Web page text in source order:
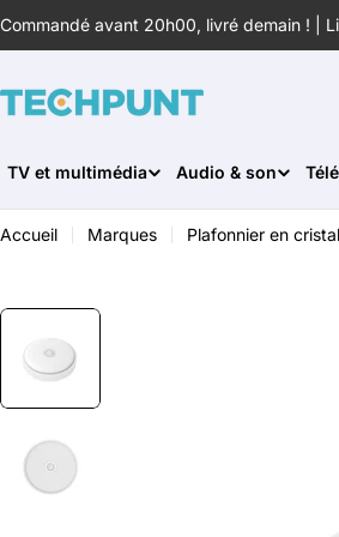
au
Commandé avant 20h00, livré demain ! |
TV et multimédia Audio & son
Accueil Marques Plafonnier en